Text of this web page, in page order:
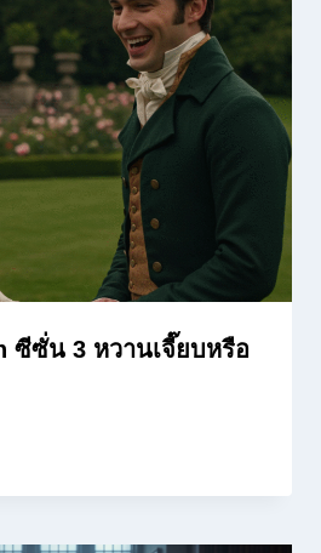
ซีซั่น 3 หวานเจี๊ยบหรือ